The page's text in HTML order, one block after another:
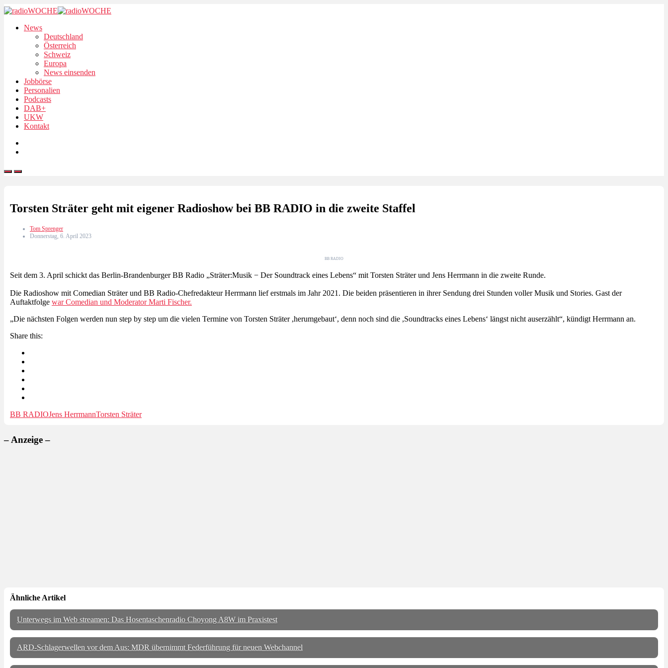
News
Deutschland
Österreich
Schweiz
Europa
News einsenden
Jobbörse
Personalien
Podcasts
DAB+
UKW
Kontakt
Torsten Sträter geht mit eigener Radioshow bei BB RADIO in die zweite Staffel
Tom Sprenger
Donnerstag, 6. April 2023
BB RADIO
Seit dem 3. April schickt das Berlin-Brandenburger BB Radio „Sträter:Musik − Der Soundtrack eines Lebens“ mit Torsten Sträter und Jens Herrmann in die zweite Runde.
Die Radioshow mit Comedian Sträter und BB Radio-Chefredakteur Herrmann lief erstmals im Jahr 2021. Die beiden präsentieren in ihrer Sendung drei Stunden voller Musik und Stories. Gast der
Auftaktfolge war Comedian und Moderator Marti Fischer.
„Die nächsten Folgen werden nun step by step um die vielen Termine von Torsten Sträter ,herumgebaut‘, denn noch sind die ,Soundtracks eines Lebens‘ längst nicht auserzählt“, kündigt Herrmann an.
Share this:
BB RADIOJens HerrmannTorsten Sträter
– Anzeige –
Ähnliche Artikel
Unterwegs im Web streamen: Das Hosentaschenradio Choyong A8W im Praxistest
ARD-Schlagerwellen vor dem Aus: MDR übernimmt Federführung für neuen Webchannel